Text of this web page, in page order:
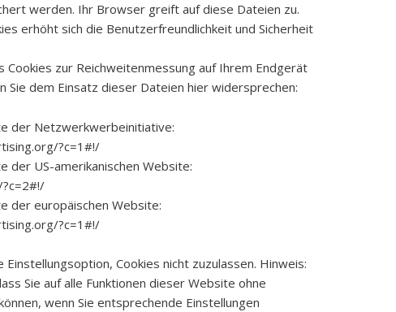
werden. Ihr Browser greift auf diese Dateien zu.
erhöht sich die Benutzerfreundlichkeit und Sicherheit
Cookies zur Reichweitenmessung auf Ihrem Endgerät
Sie dem Einsatz dieser Dateien hier widersprechen:
der Netzwerkwerbeinitiative:
?c=1#!/
der US-amerikanischen Website:
der europäischen Website:
?c=1#!/
Cookies nicht zuzulassen. Hinweis:
Sie auf alle Funktionen dieser Website ohne
wenn Sie entsprechende Einstellungen